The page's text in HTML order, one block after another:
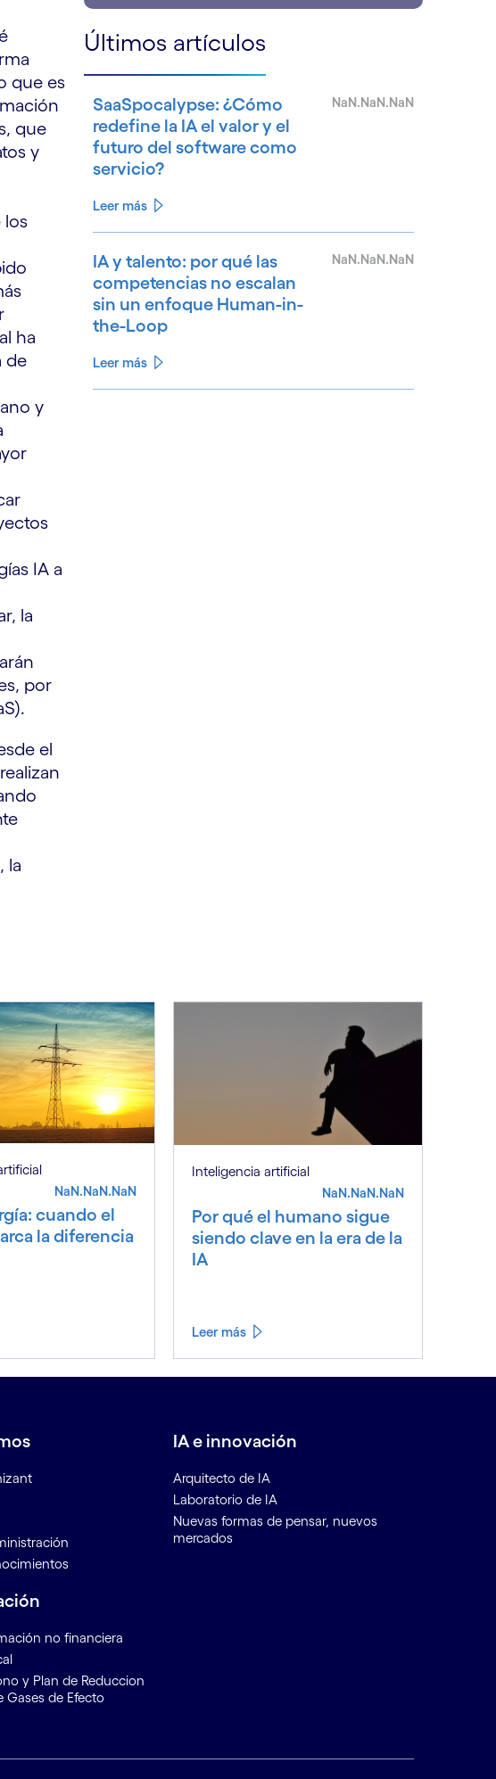
que es
que
y
los
ha
de
y
IA a
la
por
el
la
Últimos artículos
SaaSpocalypse: ¿Cómo
redefine la IA el valor y el
futuro del software como
servicio?
NaN.NaN.NaN
Leer más
IA y talento: por qué las
competencias no escalan
sin un enfoque Human-in-
the-Loop
NaN.NaN.NaN
Leer más
NaN.NaN.NaN
cuando el
la diferencia
Inteligencia artificial
NaN.NaN.NaN
Por qué el humano sigue
siendo clave en la era de la
IA
Leer más
IA e innovación
Arquitecto de IA
Laboratorio de IA
Nuevas formas de pensar, nuevos
mercados
no financiera
y Plan de Reduccion
Gases de Efecto